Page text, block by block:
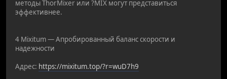
методы ThorMixer или ?MIX могут представиться
эффективнее.
4 Mixitum — Апробированный баланс скорости и
надежности
Адрес: https://mixitum.top/?r=wuD7h9